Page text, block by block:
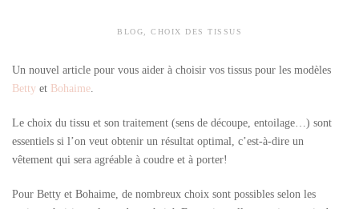
BLOG CHOIX DES TISSUS
Un nouvel article pour vous aider à choisir vos tissus pour les modèles
Betty et Bohaime
Le choix du tissu et son traitement (sens de découpe, entoilage…) sont
essentiels si l’on veut obtenir un résultat optimal, c’est-à-dire un
vêtement qui sera agréable à coudre et à porter!
Pour Betty et Bohaime, de nombreux choix sont possibles selon les